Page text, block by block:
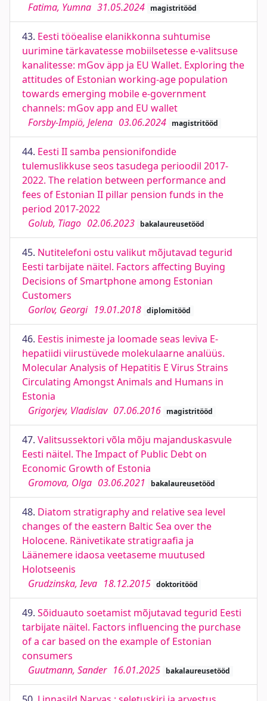
Fatima, Yumna 31.05.2024 magistritööd
43. Eesti tööealise elanikkonna suhtumise
uurimine tärkavatesse mobiilsetesse e-valitsuse
kanalitesse: mGov äpp ja EU Wallet. Exploring the
attitudes of Estonian working-age population
towards emerging mobile e-government
channels: mGov app and EU wallet
Forsby-Impiö, Jelena 03.06.2024 magistritööd
44. Eesti II samba pensionifondide
tulemuslikkuse seos tasudega perioodil 2017-
2022. The relation between performance and
fees of Estonian II pillar pension funds in the
period 2017-2022
Golub, Tiago 02.06.2023 bakalaureusetööd
45. Nutitelefoni ostu valikut mõjutavad tegurid
Eesti tarbijate näitel. Factors affecting Buying
Decisions of Smartphone among Estonian
Customers
Gorlov, Georgi 19.01.2018 diplomitööd
46. Eestis inimeste ja loomade seas leviva E-
hepatiidi viirustüvede molekulaarne analüüs.
Molecular Analysis of Hepatitis E Virus Strains
Circulating Amongst Animals and Humans in
Estonia
Grigorjev, Vladislav 07.06.2016 magistritööd
47. Valitsussektori võla mõju majanduskasvule
Eesti näitel. The Impact of Public Debt on
Economic Growth of Estonia
Gromova, Olga 03.06.2021 bakalaureusetööd
48. Diatom stratigraphy and relative sea level
changes of the eastern Baltic Sea over the
Holocene. Ränivetikate stratigraafia ja
Läänemere idaosa veetaseme muutused
Holotseenis
Grudzinska, Ieva 18.12.2015 doktoritööd
49. Sõiduauto soetamist mõjutavad tegurid Eesti
tarbijate näitel. Factors influencing the purchase
of a car based on the example of Estonian
consumers
Guutmann, Sander 16.01.2025 bakalaureusetööd